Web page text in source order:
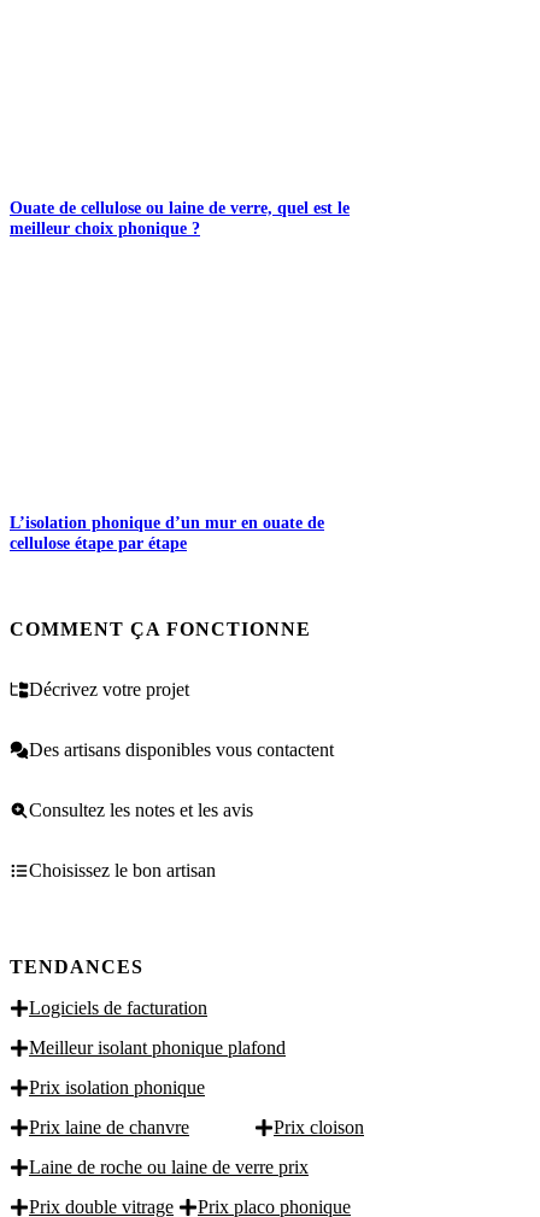
Ouate de cellulose ou laine de verre, quel est le
meilleur choix phonique ?
L’isolation phonique d’un mur en ouate de
cellulose étape par étape
COMMENT ÇA FONCTIONNE
Décrivez votre projet
Des artisans disponibles vous contactent
Consultez les notes et les avis
Choisissez le bon artisan
TENDANCES
Logiciels de facturation
Meilleur isolant phonique plafond
Prix isolation phonique
Prix laine de chanvre
Prix cloison
Laine de roche ou laine de verre prix
Prix double vitrage
Prix placo phonique